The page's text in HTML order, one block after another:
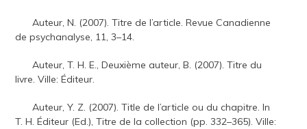
Auteur, N. (2007). Titre de l’article. Revue Canadienne
de psychanalyse, 11, 3–14.
Auteur, T. H. E., Deuxième auteur, B. (2007). Titre du
livre. Ville: Éditeur.
Auteur, Y. Z. (2007). Title de l’article ou du chapitre. In
T. H. Éditeur (Ed.), Titre de la collection (pp. 332–365). Ville: